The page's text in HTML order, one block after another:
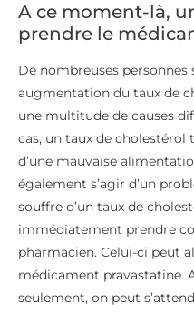
A ce moment-là,
prendre le
De nombreuses personnes
augmentation du taux de
une multitude de causes
cas, un taux de cholestérol
d’une mauvaise
également s’agir d’un
souffre d’un taux de
immédiatement prendre
pharmacien. Celui-ci peut
médicament pravastatine.
seulement, on peut